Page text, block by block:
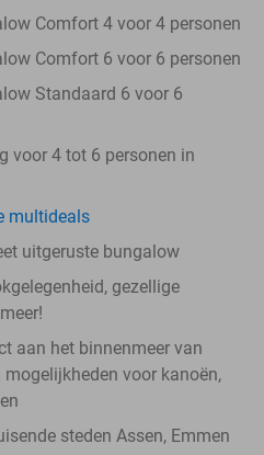
Comfort 4 voor 4 personen
Comfort 6 voor 6 personen
Standaard 6 voor 6
voor 4 tot 6 personen in
multideals
uitgeruste bungalow
gezellige
aan het binnenmeer van
voor kanoën,
steden Assen, Emmen